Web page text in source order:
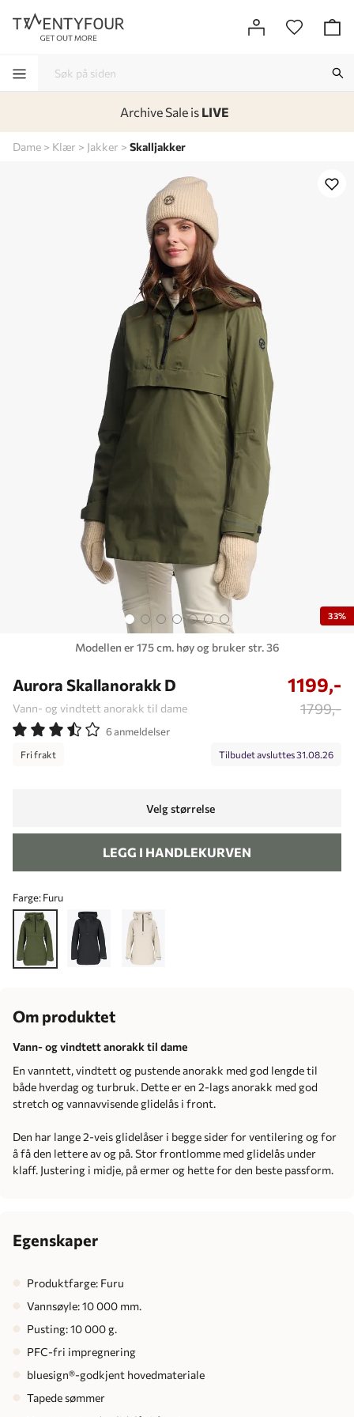
Dame Klær Jakker Skalljakker
33%
Modellen er 175 cm. høy og bruker str. 36
Aurora Skallanorakk D
Vann- og vindtett anorakk til dame
1199,-
1799,-
6 anmeldelser
Fri frakt Tilbudet avsluttes31.08.26
Velg størrelse
LEGG I HANDLEKURVEN
Farge:Furu
Om produktet
Vann- og vindtett anorakk til dame
En vanntett, vindtett og pustende anorakk med god lengde til
både hverdag og turbruk. Dette er en 2-lags anorakk med god
stretch og vannavvisende glidelås i front.
Den har lange 2-veis glidelåser i begge sider for ventilering og for
å få den lettere av og på. Stor frontlomme med glidelås under
klaff. Justering i midje, på ermer og hette for den beste passform.
Egenskaper
Produktfarge: Furu
Vannsøyle: 10 000 mm.
Pusting: 10 000 g.
PFC-fri impregnering
bluesign®-godkjent hovedmateriale
Tapede sømmer
Archive Sale is LIVE
-
-
-
-